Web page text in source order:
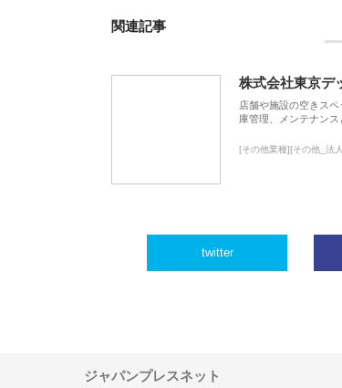
関連記事
株式会社東京デ
店舗や施設の空きス
庫管理、メンテナン
[その他業種][その他_法
twitter
ジャパンプレスネット